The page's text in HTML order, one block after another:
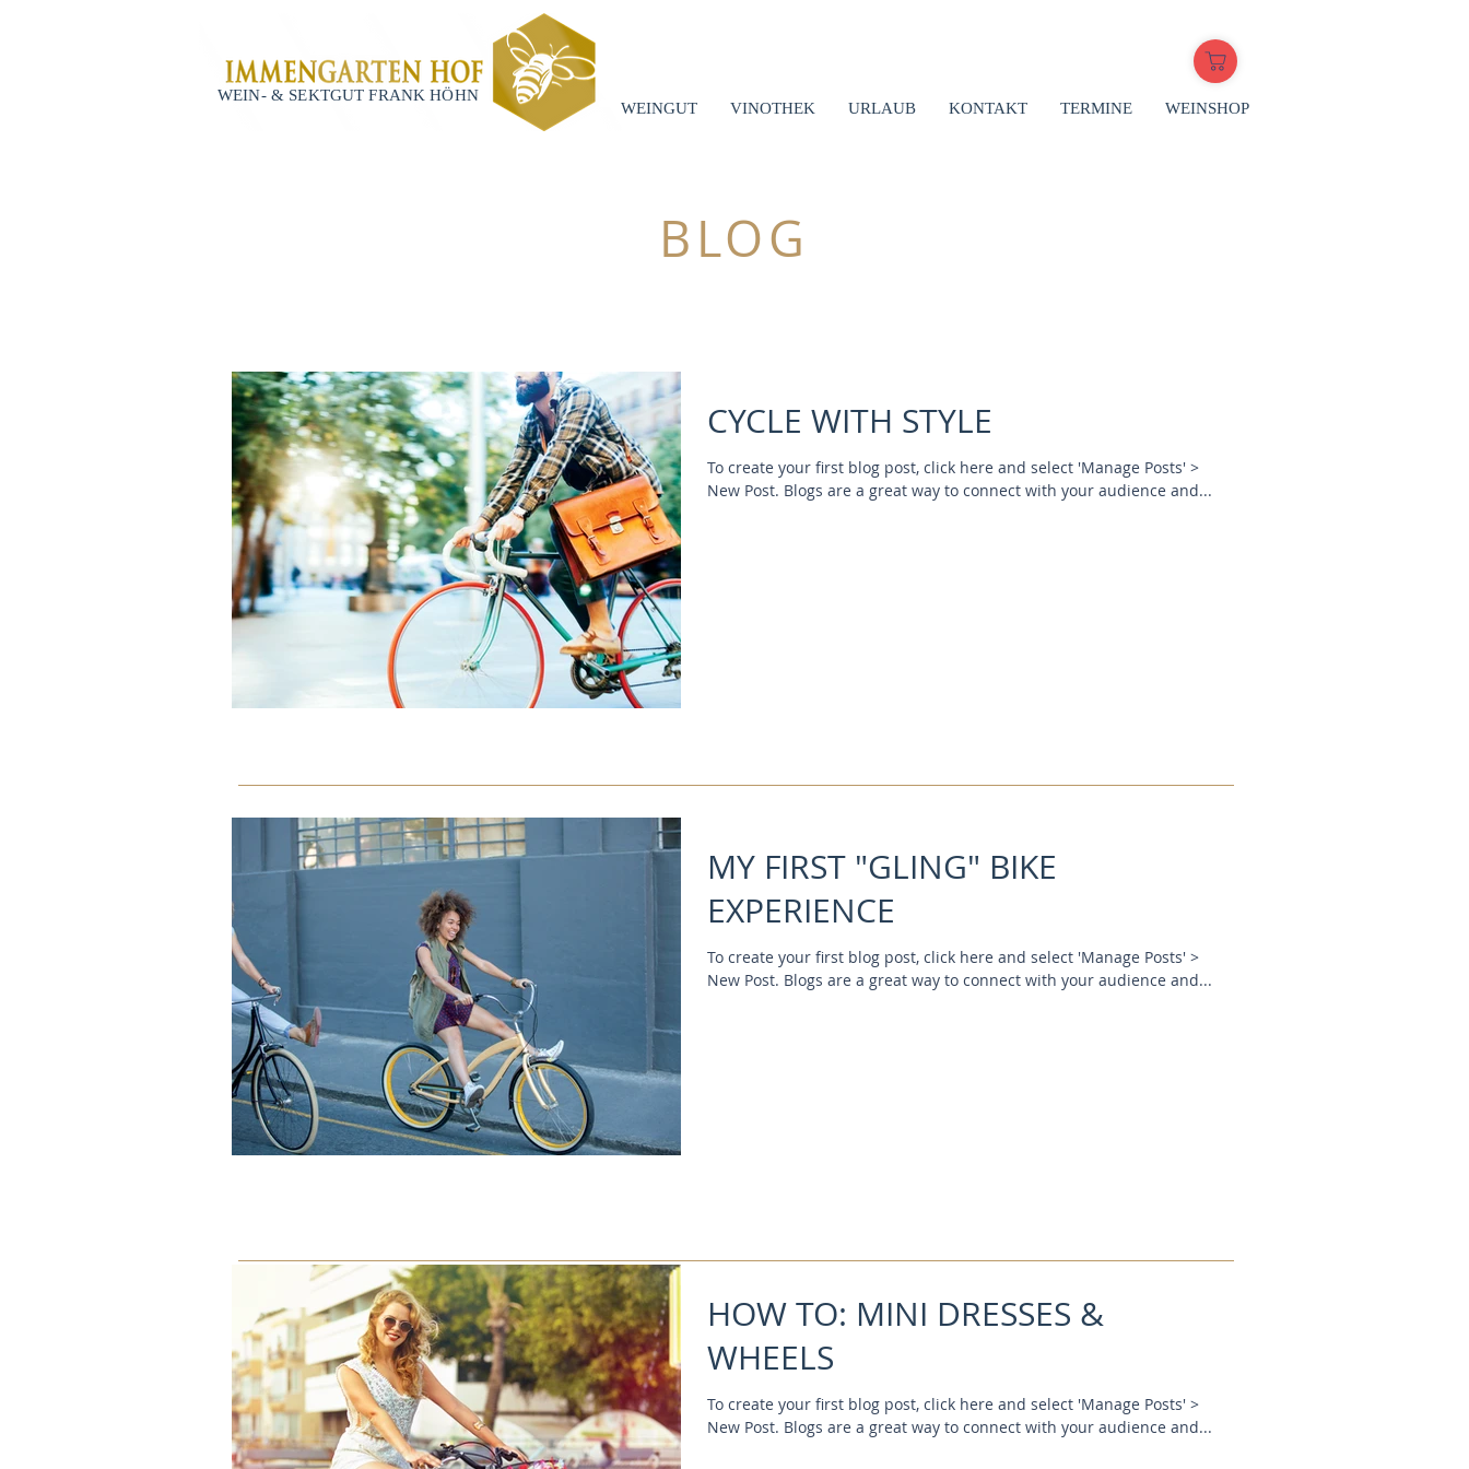
WEIN- & SEKTGUT FRANK HÖHN
WEINGUT VINOTHEK URLAUB KONTAKT TERMINE WEINSHOP
BLOG
CYCLE WITH STYLE
To create your first blog post, click here and select 'Manage Posts' >
New Post. Blogs are a great way to connect with your audience and...
MY FIRST "GLING" BIKE
EXPERIENCE
To create your first blog post, click here and select 'Manage Posts' >
New Post. Blogs are a great way to connect with your audience and...
HOW TO: MINI DRESSES &
WHEELS
To create your first blog post, click here and select 'Manage Posts' >
New Post. Blogs are a great way to connect with your audience and...